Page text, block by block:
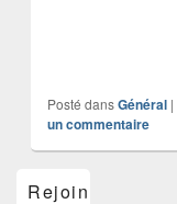
Posté dans Général |
un commentaire
principale
Rejoins-